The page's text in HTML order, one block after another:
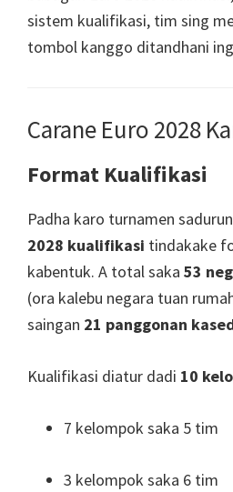
sistem kualifikasi, tim sing
tombol kanggo ditandhani
Carane Euro 2028
Format Kualifikasi
Padha karo turnamen
2028 kualifikasi tindakake
kabentuk. A total saka 53
(ora kalebu negara tuan
saingan 21 panggonan
Kualifikasi diatur dadi 10
7 kelompok saka 5 tim
3 kelompok saka 6 tim